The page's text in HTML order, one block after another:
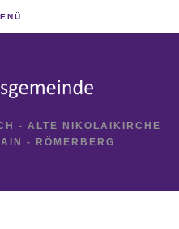
- ALTE NIKOLAIKIRCHE
- RÖMERBERG